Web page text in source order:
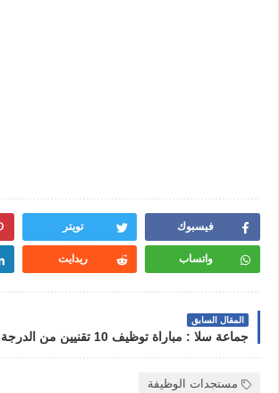
فيسبوك تويتر
واتساب ريدايت
المقال السابق
مستجدات الوظيفة